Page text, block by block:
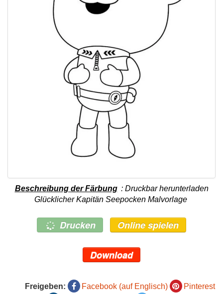
Beschreibung der Färbung : Druckbar herunterladen
Glücklicher Kapitän Seepocken Malvorlage
Drucken Online spielen
Download
Freigeben: Facebook (auf Englisch)
Pinterest